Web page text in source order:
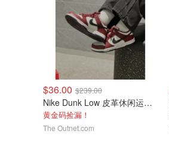
$36.00 $239.00
Nike Dunk Low 皮革休闲运动鞋
黄金码捡漏！
The Outnet.com